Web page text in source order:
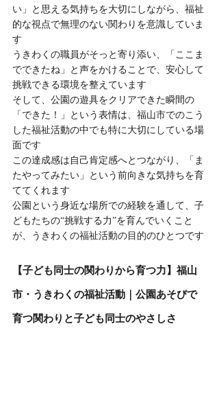
い」と思える気持ちを大切にしながら、福祉
的な視点で無理のない関わりを意識していま
す
うきわくの職員がそっと寄り添い、「ここま
でできたね」と声をかけることで、安心して
挑戦できる環境を整えています
そして、公園の遊具をクリアできた瞬間の
「できた！」という表情は、福山市でのこう
した福祉活動の中でも特に大切にしている場
面です
この達成感は自己肯定感へとつながり、「ま
たやってみたい」という前向きな気持ちを育
ててくれます
公園という身近な場所での経験を通して、子
どもたちの“挑戦する力”を育んでいくこと
が、うきわくの福祉活動の目的のひとつです
【子ども同士の関わりから育つ力】福山
市・うきわくの福祉活動｜公園あそびで
育つ関わりと子ども同士のやさしさ